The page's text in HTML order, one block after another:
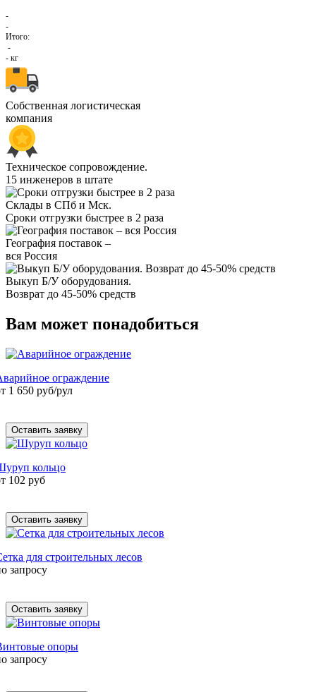
-
-
Итого:
-
- кг
Собственная логистическая
компания
Техническое сопровождение.
15 инженеров в штате
Склады в СПб и Мск.
Сроки отгрузки быстрее в 2 раза
География поставок –
вся Россия
Выкуп Б/У оборудования.
Возврат до 45-50% средств
Вам может понадобиться
ограждение
1 650 руб/рул
Оставить заявку
кольцо
102 руб
Оставить заявку
для строительных лесов
запросу
Оставить заявку
опоры
запросу